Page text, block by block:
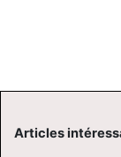
Articles